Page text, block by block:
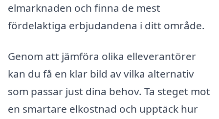
elmarknaden och finna de mest
fördelaktiga erbjudandena i ditt område.
Genom att jämföra olika elleverantörer
kan du få en klar bild av vilka alternativ
som passar just dina behov. Ta steget mot
en smartare elkostnad och upptäck hur